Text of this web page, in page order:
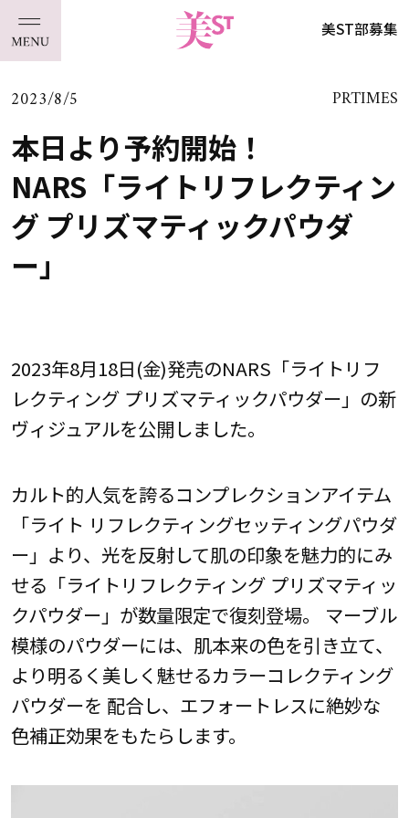
美ST部募集
2023/8/5 PRTIMES
本日より予約開始！
NARS「ライトリフレクティン
グ プリズマティックパウダ
ー」
2023年8月18日(金)発売のNARS「ライトリフ
レクティング プリズマティックパウダー」の新
ヴィジュアルを公開しました。
カルト的人気を誇るコンプレクションアイテム
「ライト リフレクティングセッティングパウダ
ー」より、光を反射して肌の印象を魅力的にみ
せる「ライトリフレクティング プリズマティッ
クパウダー」が数量限定で復刻登場。 マーブル
模様のパウダーには、肌本来の色を引き立て、
より明るく美しく魅せるカラーコレクティング
パウダーを 配合し、エフォートレスに絶妙な
色補正効果をもたらします。